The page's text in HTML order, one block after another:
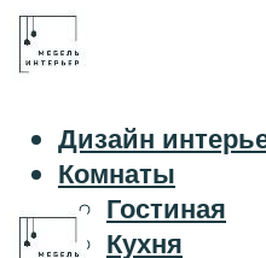
Дизайн
Комнаты
Гостиная
Кухня